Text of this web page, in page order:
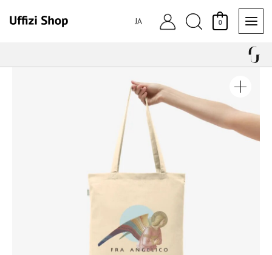
キ
JA
検
0